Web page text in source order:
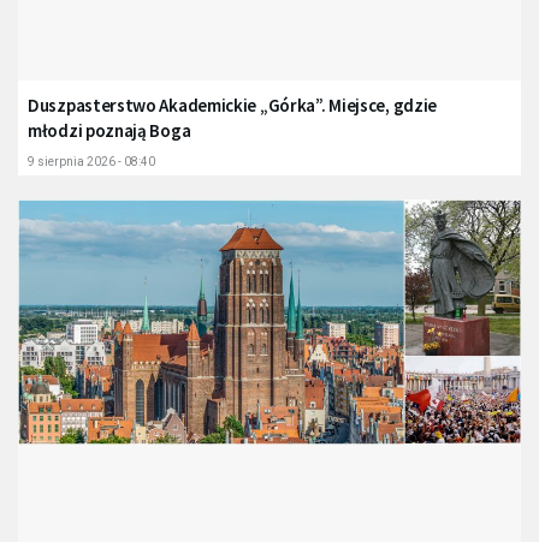
Duszpasterstwo Akademickie „Górka”. Miejsce, gdzie
młodzi poznają Boga
9 sierpnia 2026 - 08:40